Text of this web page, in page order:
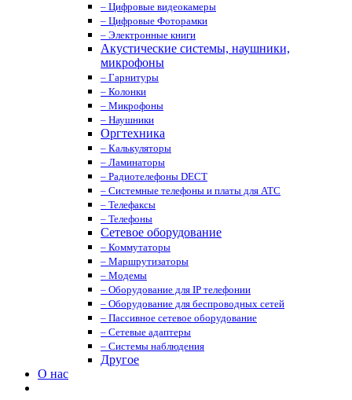
– Цифровые видеокамеры
– Цифровые Фоторамки
– Электронные книги
Акустические системы, наушники,
микрофоны
– Гарнитуры
– Колонки
– Микрофоны
– Наушники
Оргтехника
– Калькуляторы
– Ламинаторы
– Радиотелефоны DECT
– Системные телефоны и платы для АТС
– Телефаксы
– Телефоны
Сетевое оборудование
– Коммутаторы
– Маршрутизаторы
– Модемы
– Оборудование для IP телефонии
– Оборудование для беспроводных сетей
– Пассивное сетевое оборудование
– Сетевые адаптеры
– Системы наблюдения
Другое
О нас